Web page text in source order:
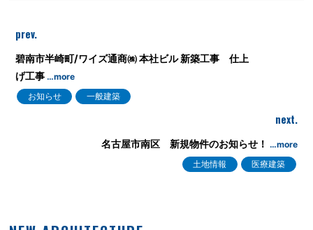
prev.
碧南市半崎町/ワイズ通商㈱ 本社ビル 新築工事 仕上
げ工事 …more
お知らせ
一般建築
next.
名古屋市南区 新規物件のお知らせ！ …more
土地情報
医療建築